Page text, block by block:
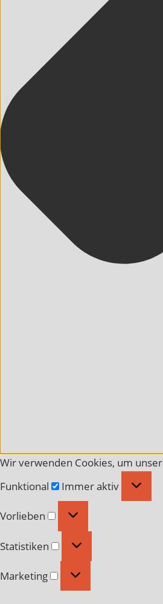
Wir verwenden Cookies, um
Funktional
Funktional
Immer aktiv
Vorlieben Vorlieben
Statistiken Statistiken
Marketing Marketing